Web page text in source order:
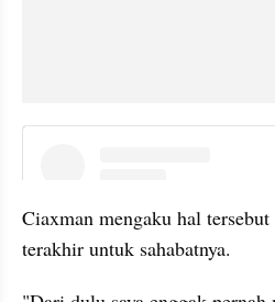
Ciaxman mengaku hal
terakhir untuk sahabatnya.